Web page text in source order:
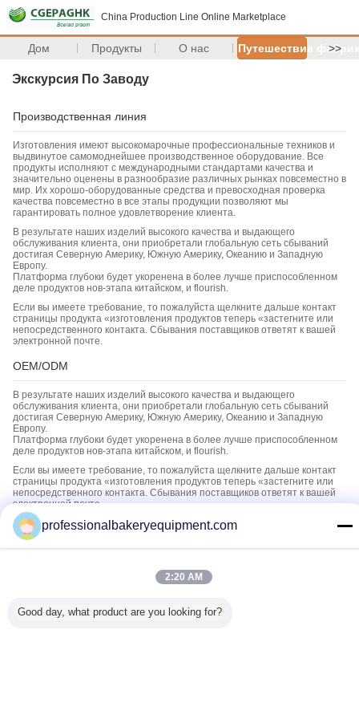
China Production Line Online Marketplace
Дом Продукты О нас Путешествие >>
Экскурсия По Заводу
Производственная линия
Изготовления имеют высокомарочные профессиональные техников и
выдвинутое самомоднейшее производственное оборудование. Все
продукты исполняют с международными стандартами качества и
значительно оценены в разнообразие различных рынках повсеместно в
мир. Их хорошо-оборудованные средства и превосходная проверка
качества повсеместно в все этапы продукции позволяют мы
гарантировать полное удовлетворение клиента.
В результате наших изделий высокого качества и выдающего
обслуживания клиента, они приобретали глобальную сеть сбываний
достигая Северную Америку, Южную Америку, Океанию и Западную
Европу.
Платформа глубоки будет укоренена в более лучше приспособленном
деле продуктов нов-этапа китайском, и flourish.
Если вы имеете требование, то пожалуйста щелкните дальше контакт
страницы продукта «изготовления продуктов теперь «застегните или
непосредственного контакта. Сбывания поставщиков ответят к вашей
электронной почте.
OEM/ODM
В результате наших изделий высокого качества и выдающего
обслуживания клиента, они приобретали глобальную сеть сбываний
достигая Северную Америку, Южную Америку, Океанию и Западную
Европу.
Платформа глубоки будет укоренена в более лучше приспособленном
деле продуктов нов-этапа китайском, и flourish.
Если вы имеете требование, то пожалуйста щелкните дальше контакт
страницы продукта «изготовления продуктов теперь «застегните или
непосредственного контакта. Сбывания поставщиков ответят к вашей
электронной почте.
Научно-исследовательские и опытно-конструкторские работы
(НИОКР)
Платформа глубоки будет укоренена в более лучше приспособленном
деле продуктов нов-этапа китайском, и flourish.
страницы продукта «изготовления продуктов теперь «застегните или
professionalbakeryequipment.com
2:20 AM
Good day, what product are you looking for?